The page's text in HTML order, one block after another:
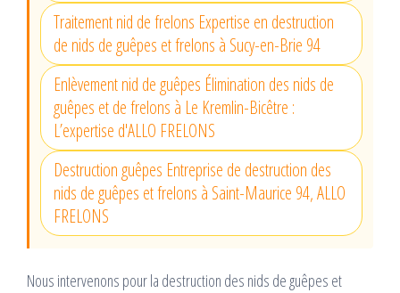
Traitement nid de frelons Expertise en destruction
de nids de guêpes et frelons à Sucy-en-Brie 94
Enlèvement nid de guêpes Élimination des nids de
guêpes et de frelons à Le Kremlin-Bicêtre :
L’expertise d'ALLO FRELONS
Destruction guêpes Entreprise de destruction des
nids de guêpes et frelons à Saint-Maurice 94, ALLO
FRELONS
Nous intervenons pour la destruction des nids de guêpes et